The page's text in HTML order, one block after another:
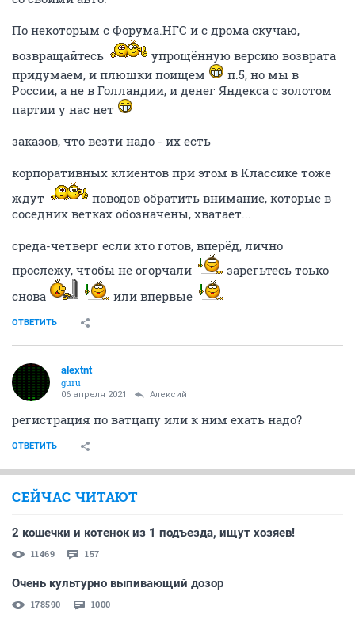
По некоторым с Форума.НГС и с дрома скучаю,
возвращайтесь
упрощённую версию возврата
придумаем, и плюшки поищем
п.5, но мы в
России, а не в Голландии, и денег Яндекса с золотом
партии у нас нет
заказов, что везти надо - их есть
корпоративных клиентов при этом в Классике тоже
ждут
поводов обратить внимание, которые в
соседних ветках обозначены, хватает...
среда-четверг если кто готов, вперёд, лично
прослежу, чтобы не огорчали
зарегьтесь тоько
снова
или впервые
ОТВЕТИТЬ
alextnt
guru
06 апреля 2021 Алексий
регистрация по ватцапу или к ним ехать надо?
ОТВЕТИТЬ
СЕЙЧАС ЧИТАЮТ
2 кошечки и котенок из 1 подъезда, ищут хозяев!
11469 157
Очень культурно выпивающий дозор
178590 1000